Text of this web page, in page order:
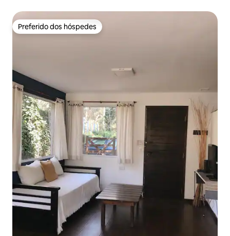
Preferido dos hóspedes
Preferido dos hóspedes